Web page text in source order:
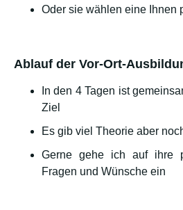
Oder sie wählen eine Ihnen
Ablauf der Vor-Ort-
In den 4 Tagen ist
Ziel
Es gib viel Theorie aber
Gerne gehe ich auf ihre
Fragen und Wünsche ein